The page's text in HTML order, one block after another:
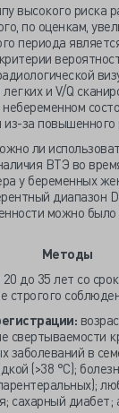
высокого риска
по оценкам,
периода
и V/Q
за
ли
ВТЭ во
у беременных
диапазон
можно
Методы
до 35 лет со
строгого
свертываемости
заболеваний в
(>38 °C);
сахарный